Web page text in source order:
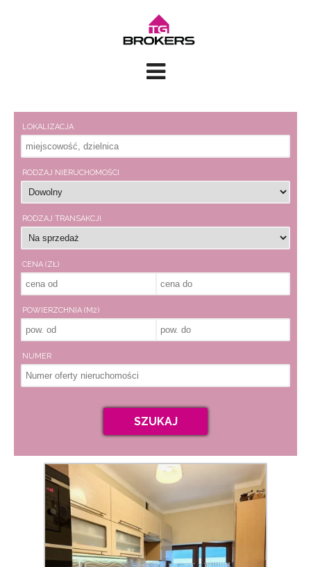
LOKALIZACJA
RODZAJ NIERUCHOMOŚCI
RODZAJ TRANSAKCJI
CENA (ZŁ)
POWIERZCHNIA (M2)
NUMER
SZUKAJ